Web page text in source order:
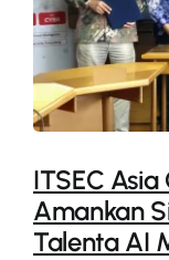
ITSEC
Amankan
Talenta AI